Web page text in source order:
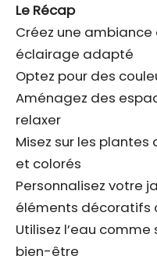
Le Récap
Créez une
éclairage adapté
Optez pour des
Aménagez des
relaxer
Misez sur les
et colorés
Personnalisez votre
éléments décoratifs
Utilisez l’eau
bien-être